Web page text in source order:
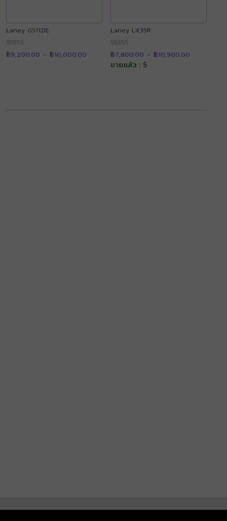
Laney GS112IE
ให้คะแนน
4.90
฿9,200.00 – ฿10,000.00
฿9,200.00
through
Laney LX35R
ให้คะแนน
4.91
ตั้งแต่ 1-5
฿7,800.00 – ฿10,900.00range:
ขายแล้ว : 5